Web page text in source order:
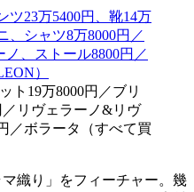
ト19万8000円／ブリ
リヴェラーノ&リヴ
／ボラータ（すべて買
織り」をフィーチャー。幾